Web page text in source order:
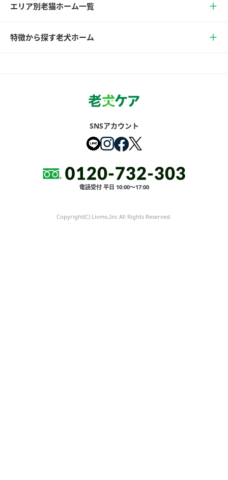
エリア別老猫ホーム一覧
特徴から探す老犬ホーム
SNSアカウント
電話受付 平日 10:00～17:00
Copyright(C) Livmo,Inc All Rights Reserved.